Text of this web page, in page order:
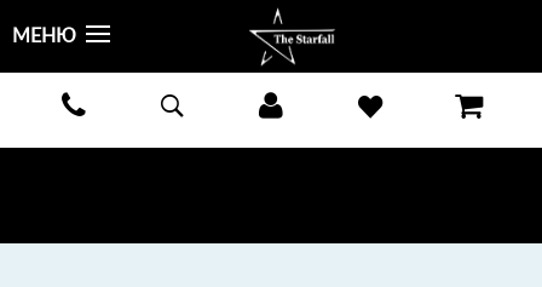
БЕСПЛАТНАЯ ДОСТАВКА КУРЬЕРОМ ИЛИ ПОЧТОЙ ПО ВСЕЙ РОССИИ! ОПЛАТА ПРИ ПОЛУЧЕНИИ
ПОДРОБНЕЕ >
МЕНЮ